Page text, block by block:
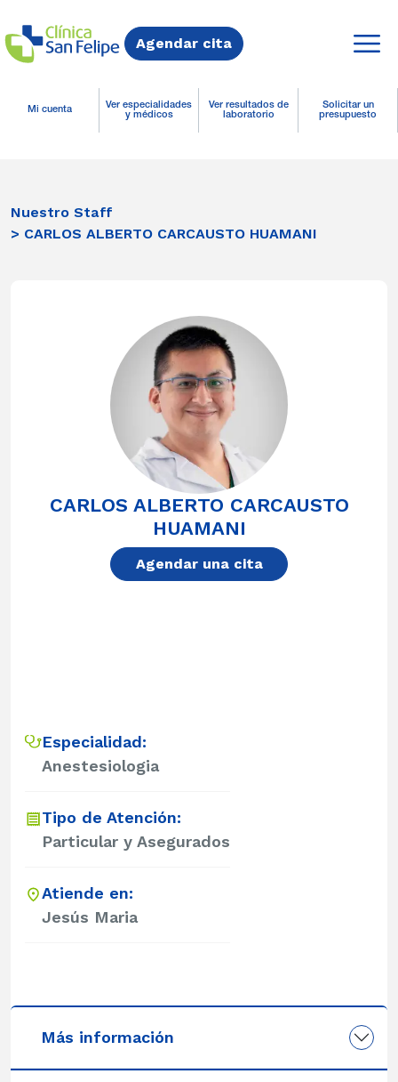
Agendar cita
Mi cuenta
Ver especialidades
y médicos
Ver resultados de
laboratorio
Solicitar un
presupuesto
Nuestro Staff
> CARLOS ALBERTO CARCAUSTO HUAMANI
CARLOS ALBERTO CARCAUSTO
HUAMANI
Agendar una cita
Especialidad:
Anestesiologia
Tipo de Atención:
Particular y Asegurados
Atiende en:
Jesús Maria
Más información